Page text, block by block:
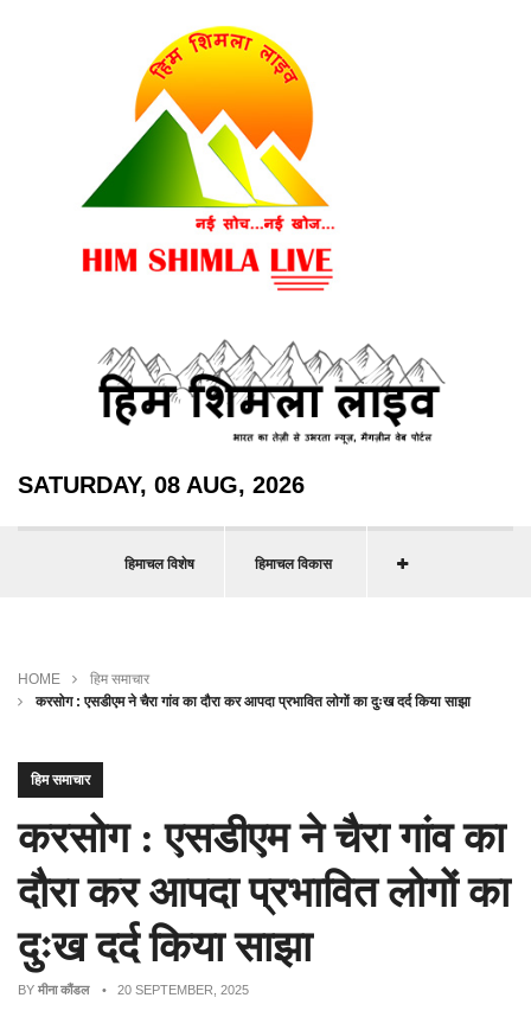
SATURDAY, 08 AUG, 2026
हिमाचल विशेष हिमाचल विकास
HOME
हिम समाचार
करसोग : एसडीएम ने चैरा गांव का दौरा कर आपदा प्रभावित लोगों का दुःख दर्द किया साझा
हिम समाचार
करसोग : एसडीएम ने चैरा गांव का
दौरा कर आपदा प्रभावित लोगों का
दुःख दर्द किया साझा
BY मीना कौंडल • 20 SEPTEMBER, 2025